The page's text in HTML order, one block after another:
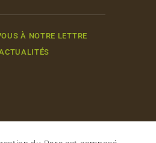
À NOTRE LETTRE